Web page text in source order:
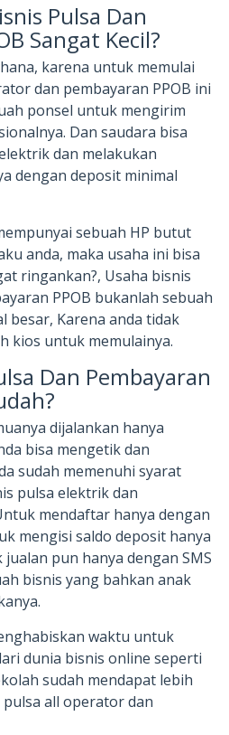
Pulsa Dan
Sangat Kecil?
karena untuk memulai
dan pembayaran PPOB ini
ponsel untuk mengirim
Dan saudara bisa
dan melakukan
dengan deposit minimal
sebuah HP butut
anda, maka usaha ini bisa
ringankan?, Usaha bisnis
PPOB bukanlah sebuah
besar, Karena anda tidak
kios untuk memulainya.
Dan Pembayaran
dijalankan hanya
bisa mengetik dan
sudah memenuhi syarat
pulsa elektrik dan
mendaftar hanya dengan
mengisi saldo deposit hanya
jualan pun hanya dengan SMS
bisnis yang bahkan anak
waktu untuk
dunia bisnis online seperti
sudah mendapat lebih
all operator dan